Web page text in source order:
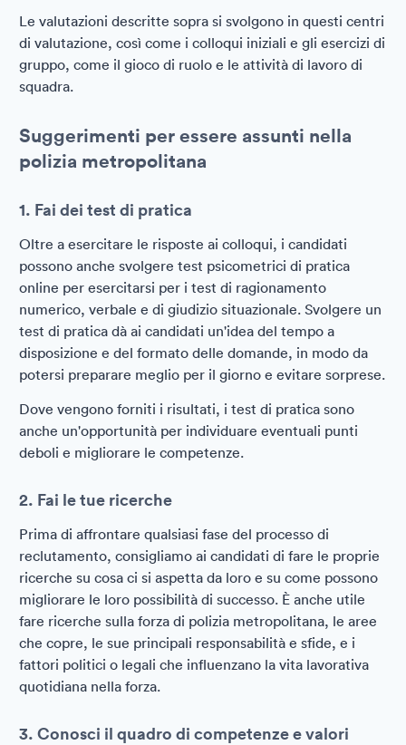
Le valutazioni descritte sopra si svolgono in questi centri
di valutazione, così come i colloqui iniziali e gli esercizi di
gruppo, come il gioco di ruolo e le attività di lavoro di
squadra.
Suggerimenti per essere assunti nella
polizia metropolitana
1. Fai dei test di pratica
Oltre a esercitare le risposte ai colloqui, i candidati
possono anche svolgere test psicometrici di pratica
online per esercitarsi per i test di ragionamento
numerico, verbale e di giudizio situazionale. Svolgere un
test di pratica dà ai candidati un'idea del tempo a
disposizione e del formato delle domande, in modo da
potersi preparare meglio per il giorno e evitare sorprese.
Dove vengono forniti i risultati, i test di pratica sono
anche un'opportunità per individuare eventuali punti
deboli e migliorare le competenze.
2. Fai le tue ricerche
Prima di affrontare qualsiasi fase del processo di
reclutamento, consigliamo ai candidati di fare le proprie
ricerche su cosa ci si aspetta da loro e su come possono
migliorare le loro possibilità di successo. È anche utile
fare ricerche sulla forza di polizia metropolitana, le aree
che copre, le sue principali responsabilità e sfide, e i
fattori politici o legali che influenzano la vita lavorativa
quotidiana nella forza.
3. Conosci il quadro di competenze e valori